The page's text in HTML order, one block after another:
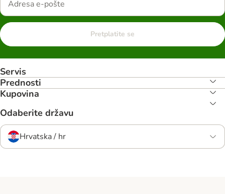
Pretplatite se
Servis
Prednosti
Kupovina
Odaberite državu
Hrvatska / hr